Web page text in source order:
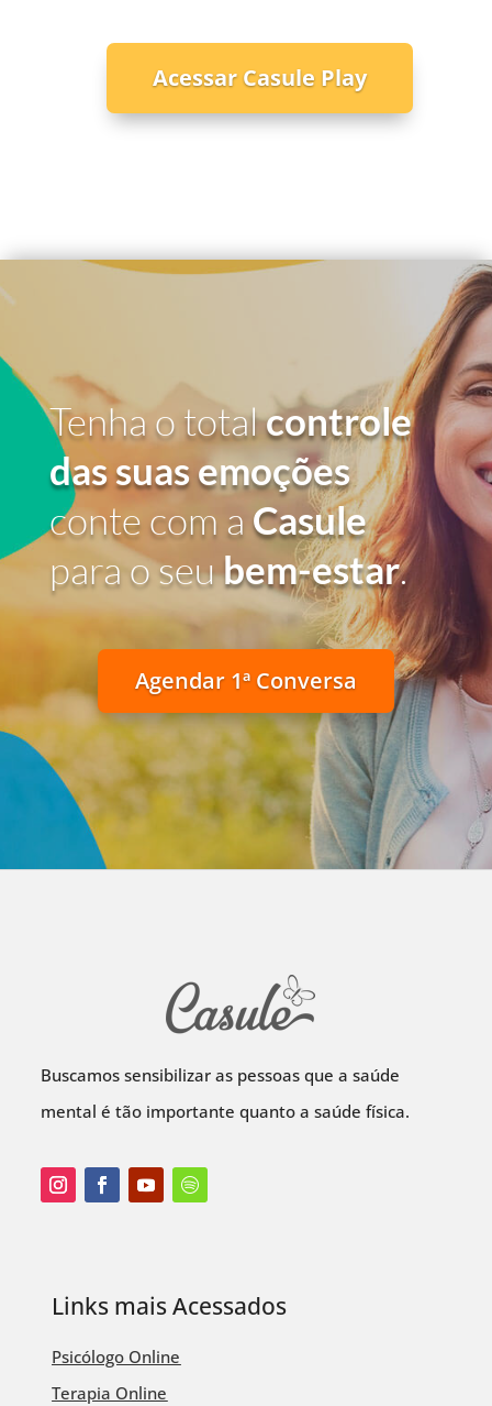
Acessar Casule Play
Tenha o totalcontrole
das suas emoções
conte com a Casule
para o seubem-estar.
Agendar 1ª Conversa
Buscamos sensibilizar as pessoas que a saúde
mental é tão importante quanto a saúde física.
Links mais Acessados
Psicólogo Online
Terapia Online